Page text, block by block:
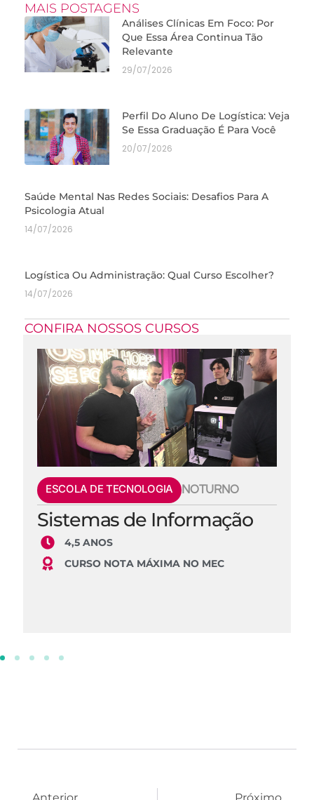
MAIS POSTAGENS
Análises Clínicas Em Foco: Por
Que Essa Área Continua Tão
Relevante
29/07/2026
Perfil Do Aluno De Logística: Veja
Se Essa Graduação É Para Você
20/07/2026
Saúde Mental Nas Redes Sociais: Desafios Para A
Psicologia Atual
14/07/2026
Logística Ou Administração: Qual Curso Escolher?
14/07/2026
CONFIRA NOSSOS CURSOS
ESCOLA DE TECNOLOGIA NOTURNO
Sistemas de Informação
4,5 ANOS
CURSO NOTA MÁXIMA NO MEC